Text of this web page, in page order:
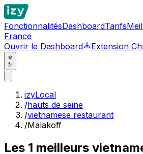
FonctionnalitésDashboardTarifs
France
Ouvrir le Dashboard
Extension
fr
izyLocal
/hauts de seine
/vietnamese restaurant
/Malakoff
Les 1 meilleurs